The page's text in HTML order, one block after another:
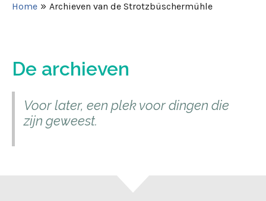
Home » Archieven van de Strotzbüschermühle
De archieven
Voor later, een plek voor dingen die
zijn geweest.